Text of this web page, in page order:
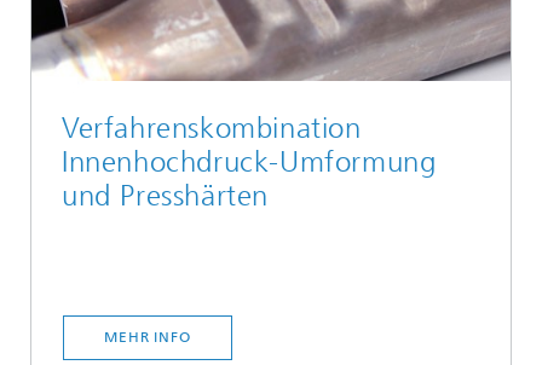
Verfahrenskombination
Innenhochdruck-Umformung
und Presshärten
MEHR INFO